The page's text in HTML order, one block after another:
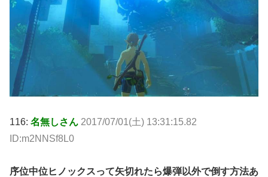
116: 名無しさん 2017/07/01(土) 13:31:15.82
ID:m2NNSf8L0
序位中位ヒノックスって矢切れたら爆弾以外で倒す方法あ